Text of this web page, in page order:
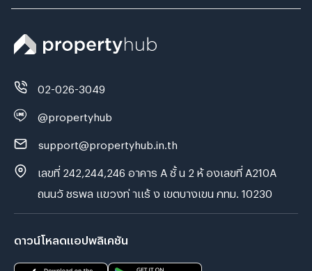
02-026-3049
@propertyhub
support@propertyhub.in.th
เลขที่ 242,244,246 อาคาร A ชั้ น 2 ห้ องเลขที่ A210A
ถนนวั ชรพล แขวงท่ าแร้ ง เขตบางเขน กทม. 10230
ดาวน์โหลดแอปพลิเคชัน